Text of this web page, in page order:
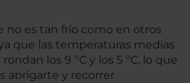
no es tan frío como en otros
que las temperaturas medias
los 9 ºC y los 5 ºC, lo que
abrigarte y recorrer